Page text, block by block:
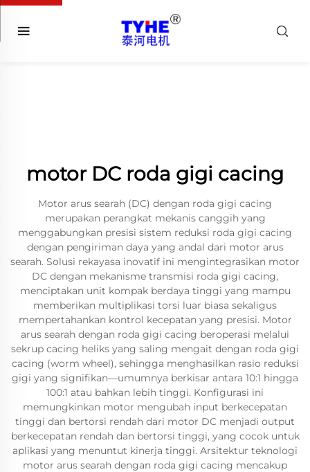
motor DC roda gigi cacing
Motor arus searah (DC) dengan roda gigi cacing
merupakan perangkat mekanis canggih yang
menggabungkan presisi sistem reduksi roda gigi cacing
dengan pengiriman daya yang andal dari motor arus
searah. Solusi rekayasa inovatif ini mengintegrasikan motor
DC dengan mekanisme transmisi roda gigi cacing,
menciptakan unit kompak berdaya tinggi yang mampu
memberikan multiplikasi torsi luar biasa sekaligus
mempertahankan kontrol kecepatan yang presisi. Motor
arus searah dengan roda gigi cacing beroperasi melalui
sekrup cacing heliks yang saling mengait dengan roda gigi
cacing (worm wheel), sehingga menghasilkan rasio reduksi
gigi yang signifikan—umumnya berkisar antara 10:1 hingga
100:1 atau bahkan lebih tinggi. Konfigurasi ini
memungkinkan motor mengubah input berkecepatan
tinggi dan bertorsi rendah dari motor DC menjadi output
berkecepatan rendah dan bertorsi tinggi, yang cocok untuk
aplikasi yang menuntut kinerja tinggi. Arsitektur teknologi
motor arus searah dengan roda gigi cacing mencakup